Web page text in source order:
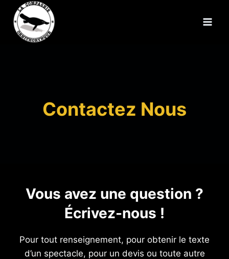
contenu
Contactez Nous
Vous avez une question ?
Écrivez-nous !
Pour tout renseignement, pour obtenir le texte
d’un spectacle, pour un devis ou toute autre